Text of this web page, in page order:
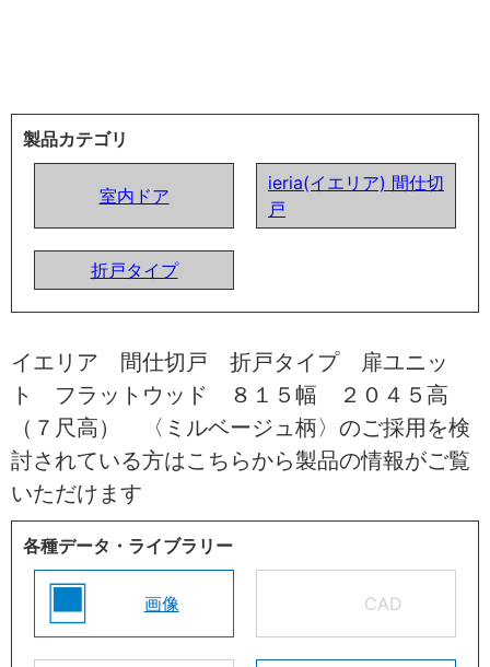
製品カテゴリ
室内ドア
ieria(イエリア) 間仕切
戸
折戸タイプ
イエリア 間仕切戸 折戸タイプ 扉ユニッ
ト フラットウッド ８１５幅 ２０４５高
（７尺高） 〈ミルベージュ柄〉のご採用を検
討されている方はこちらから製品の情報がご覧
いただけます
各種データ・ライブラリー
画像 CAD